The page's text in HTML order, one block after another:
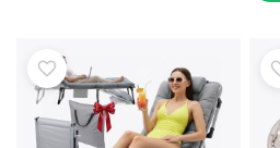
személyes zónáját, a